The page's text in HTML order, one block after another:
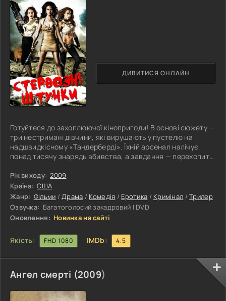
Готуйтеся до захоплюючої кінопригоди! В основі сюжету —
три нестримані дівчини, які вирушають у пустелю на
надшвидкісному «Тандерберді». Їхній арсенал налічує
понад тисячу знарядь вбивства, а завдання — перехопити
супротивники: безжальний кримінальний бос, заплутані
поліцейські (справжні чи ні), а також сотні найманців і
параноїдальні вбивці. Приправте цю суміш армадою інших
запальних персонажів, починаючи з психів зі зброєю,
закінчуючи
Рік виходу: 2009
Країна: США
Жанр: Фільми /Драма / Комедія / Еротика / Кримінал /Трилер
Озвучка: Багатоголосий закадровий | DVD
Оновлення: Новинка на сайті
Якість: FHD 1080 IMDb: 4.5
ДИВИТИСЯ ОНЛАЙН
Ангел смерті (2009)